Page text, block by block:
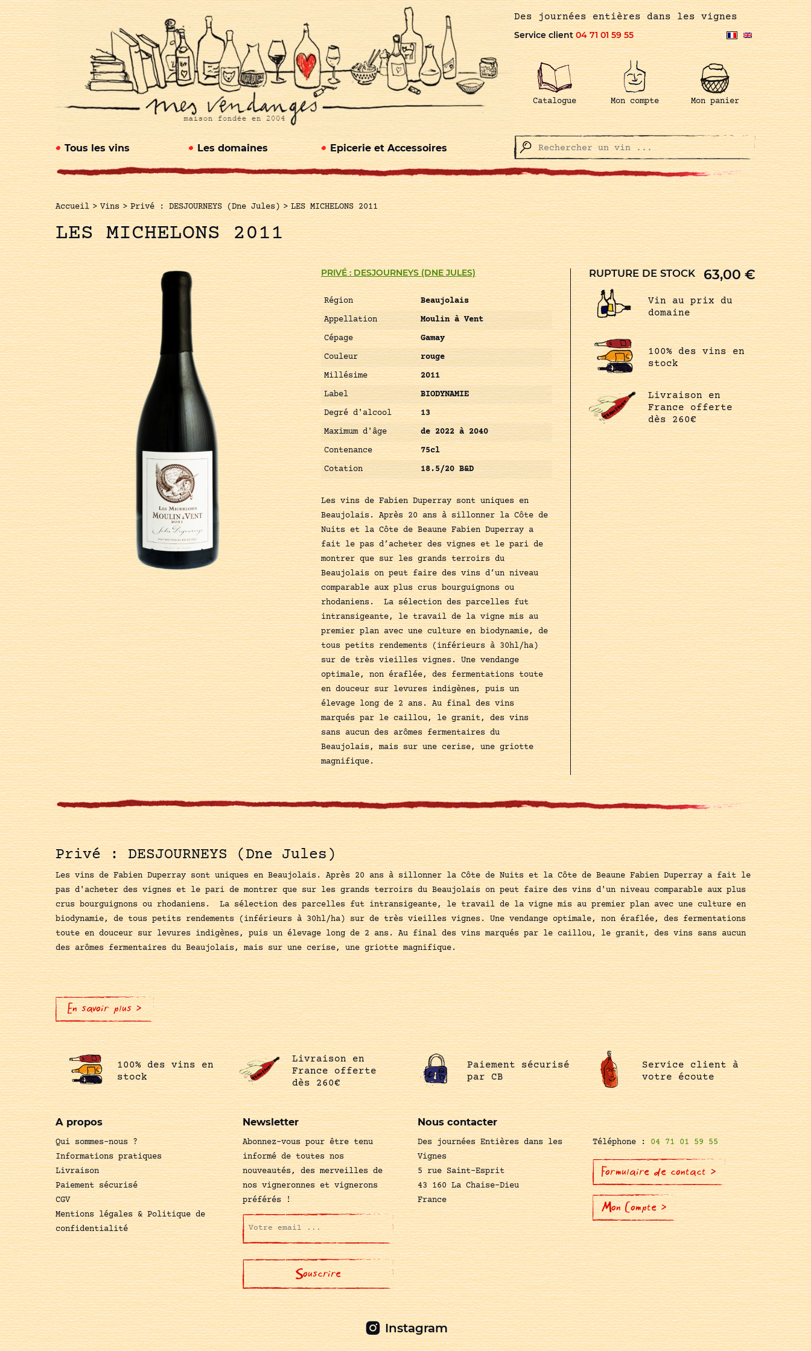
Des journées entières dans les vignes
Service client04 71 01 59 55
Catalogue Mon compte Mon panier
Tous les vins Les domaines Epicerie et Accessoires
Accueil > Vins > Privé : DESJOURNEYS (Dne Jules) > LES MICHELONS 2011
LES MICHELONS 2011
PRIVÉ : DESJOURNEYS (DNE JULES)
Région
Beaujolais
Appellation
Moulin à Vent
Cépage
Gamay
Couleur
rouge
Millésime
2011
Label
BIODYNAMIE
Degré d'alcool
13
Maximum d'âge
de 2022 à 2040
Contenance
75cl
Cotation
18.5/20 B&D
Les vins de Fabien Duperray sont uniques en
Beaujolais. Après 20 ans à sillonner la Côte de
Nuits et la Côte de Beaune Fabien Duperray a
fait le pas d’acheter des vignes et le pari de
montrer que sur les grands terroirs du
Beaujolais on peut faire des vins d’un niveau
comparable aux plus crus bourguignons ou
rhodaniens. La sélection des parcelles fut
intransigeante, le travail de la vigne mis au
premier plan avec une culture en biodynamie, de
tous petits rendements (inférieurs à 30hl/ha)
sur de très vieilles vignes. Une vendange
optimale, non éraflée, des fermentations toute
en douceur sur levures indigènes, puis un
élevage long de 2 ans. Au final des vins
marqués par le caillou, le granit, des vins
sans aucun des arômes fermentaires du
Beaujolais, mais sur une cerise, une griotte
magnifique.
RUPTURE DE STOCK 63,00€
Vin au prix du
domaine
100% des vins en
stock
Livraison en
France offerte
dès 260€
Privé : DESJOURNEYS (Dne Jules)
Les vins de Fabien Duperray sont uniques en Beaujolais. Après 20 ans à sillonner la Côte de Nuits et la Côte de Beaune Fabien Duperray a fait le
pas d'acheter des vignes et le pari de montrer que sur les grands terroirs du Beaujolais on peut faire des vins d'un niveau comparable aux plus
crus bourguignons ou rhodaniens. La sélection des parcelles fut intransigeante, le travail de la vigne mis au premier plan avec une culture en
biodynamie, de tous petits rendements (inférieurs à 30hl/ha) sur de très vieilles vignes. Une vendange optimale, non éraflée, des fermentations
toute en douceur sur levures indigènes, puis un élevage long de 2 ans. Au final des vins marqués par le caillou, le granit, des vins sans aucun
des arômes fermentaires du Beaujolais, mais sur une cerise, une griotte magnifique.
En savoir plus >
100% des vins en
stock
Livraison en
France offerte
dès 260€
Paiement sécurisé
par CB
Service client à
votre écoute
A propos
Qui sommes-nous ?
Informations pratiques
Livraison
Paiement sécurisé
CGV
Mentions légales & Politique de
confidentialité
Newsletter
Abonnez-vous pour être tenu
informé de toutes nos
nouveautés, des merveilles de
nos vigneronnes et vignerons
préférés !
Nous contacter
Des journées Entières dans les
Vignes
5 rue Saint-Esprit
43 160 La Chaise-Dieu
France
Téléphone :04 71 01 59 55
Formulaire de contact >
Mon Compte >
Instagram